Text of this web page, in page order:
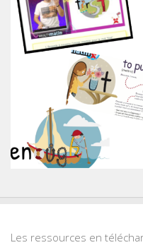
Les ressources en